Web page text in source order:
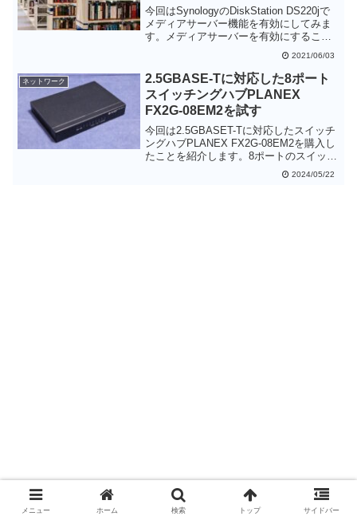
今回はSynologyのDiskStation DS220jで
メディアサーバー機能を有効にしてみま
す。メディアサーバーを有効にすること
自体はかなり簡単ですが、表示したい写
真が高解像度の場合は設定の変更が必要
でした。ただ、このメディアサーバ機能
を有効に利用するにはプレーヤー側の能
力が重要かもしれません。
2021/06/03
ネットワーク
2.5GBASE-Tに対応した8ポート
スイッチングハブPLANEX
FX2G-08EM2を試す
今回は2.5GBASET-Tに対応したスイッチ
ングハブPLANEX FX2G-08EM2を購入し
たことを紹介します。8ポートのスイッチ
ングハブですが非常にコンパクトで、価
格も同スペックの製品に対してかなり抑
2024/05/22
メニュー ホーム 検索 トップ サイドバー